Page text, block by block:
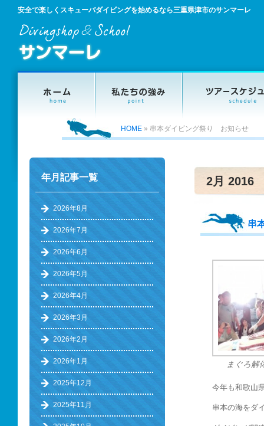
安全で楽しくスキューバダイビングを始めるなら三重県津市のサンマーレ
HOME » 串本ダイビング祭り お知らせ
2月 2016
串
まぐろ解
今年も和歌山
串本の海をダ
年月記事一覧
2026年8月
2026年7月
2026年6月
2026年5月
2026年4月
2026年3月
2026年2月
2026年1月
2025年12月
2025年11月